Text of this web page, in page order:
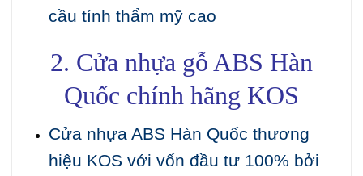
cầu tính thẩm mỹ cao
2. Cửa nhựa gỗ ABS Hàn
Quốc chính hãng KOS
Cửa nhựa ABS Hàn Quốc thương
hiệu KOS với vốn đầu tư 100% bởi